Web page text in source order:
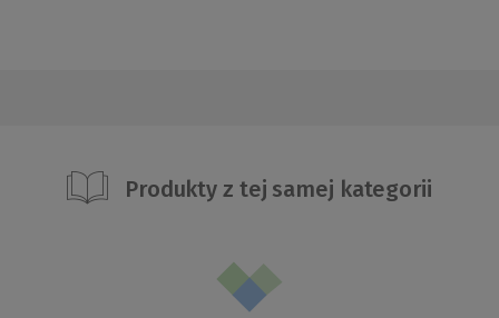
Produkty z tej samej kategorii